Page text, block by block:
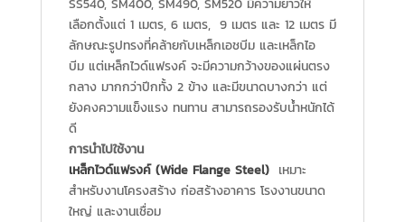
เลือกตั้งแต่ 1 เมตร, 6 เมตร, 9 เมตร และ 12 เมตร มี
ลักษณะรูปทรงที่คล้ายกับเหล็กเอชบีม และเหล็กไอ
บีม แต่เหล็กไวด์แฟรงค์ จะมีความกว้างของแผ่นตรง
กลาง มากกว่าปีกทั้ง 2 ข้าง และมีขนาดบางกว่า แต่
ยังคงความแข็งแรง ทนทาน สามารถรองรับน้ำหนักได้
ดี
การนำไปใช้งาน
เหล็กไวด์แฟรงค์ (Wide Flange Steel)เหมาะ
สำหรับงานโครงสร้าง ก่อสร้างอาคาร โรงงานขนาด
ใหญ่ และงานเชื่อม